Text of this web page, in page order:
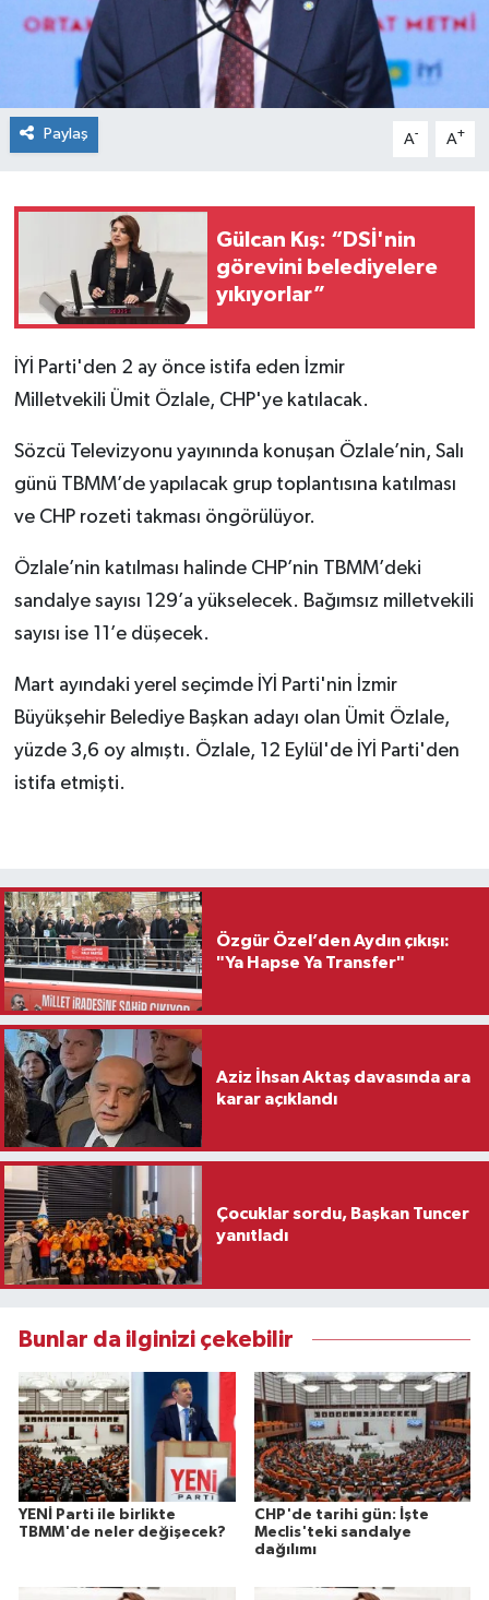
Paylaş A- A+
Gülcan Kış: “DSİ'nin
görevini belediyelere
yıkıyorlar”
İYİ Parti'den 2 ay önce istifa eden İzmir
Milletvekili Ümit Özlale, CHP'ye katılacak.
Sözcü Televizyonu yayınında konuşan Özlale’nin, Salı
günü TBMM’de yapılacak grup toplantısına katılması
ve CHP rozeti takması öngörülüyor.
Özlale’nin katılması halinde CHP’nin TBMM’deki
sandalye sayısı 129’a yükselecek. Bağımsız milletvekili
sayısı ise 11’e düşecek.
Mart ayındaki yerel seçimde İYİ Parti'nin İzmir
Büyükşehir Belediye Başkan adayı olan Ümit Özlale,
yüzde 3,6 oy almıştı. Özlale, 12 Eylül'de İYİ Parti'den
istifa etmişti.
Özgür Özel’den Aydın çıkışı:
"Ya Hapse Ya Transfer"
Aziz İhsan Aktaş davasında ara
karar açıklandı
Çocuklar sordu, Başkan Tuncer
yanıtladı
Bunlar da ilginizi çekebilir
YENİ Parti ile birlikte
TBMM'de neler değişecek?
CHP'de tarihi gün: İşte
Meclis'teki sandalye
dağılımı